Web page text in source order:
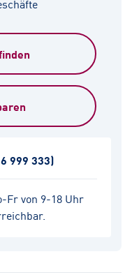
Fr von 9-18 Uhr
999 333)